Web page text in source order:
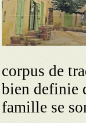
corpus de
bien definie
famille se